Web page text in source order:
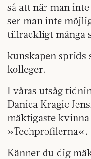
så att när man
ser man inte
tillräckligt många
kunskapen sprids
kolleger.
I våras utsåg
Danica Kragic
mäktigaste
»Techprofilerna«.
Känner du dig